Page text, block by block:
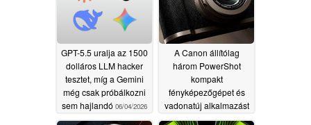
GPT-5.5 uralja az 1500
dolláros LLM hacker
tesztet, míg a Gemini
még csak próbálkozni
sem hajlandó 06/04/2026
A Canon állítólag
három PowerShot
kompakt
fényképezőgépet és
vadonatúj alkalmazást
tervez06/02/2026